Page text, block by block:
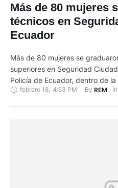
Más de 80 mujeres
técnicos en
Ecuador
Más de 80 mujeres se
superiores en Seguridad
Policía de Ecuador, dentro de
Morillo Hurtado, de la Séptima
febrero 18, 4:53 PM By REM In